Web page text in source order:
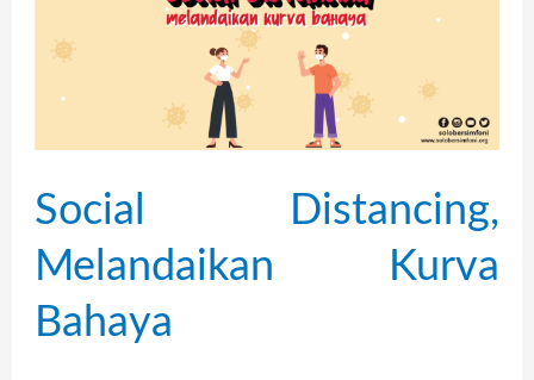
Social Distancing,
Melandaikan Kurva
Bahaya
Melandaikan